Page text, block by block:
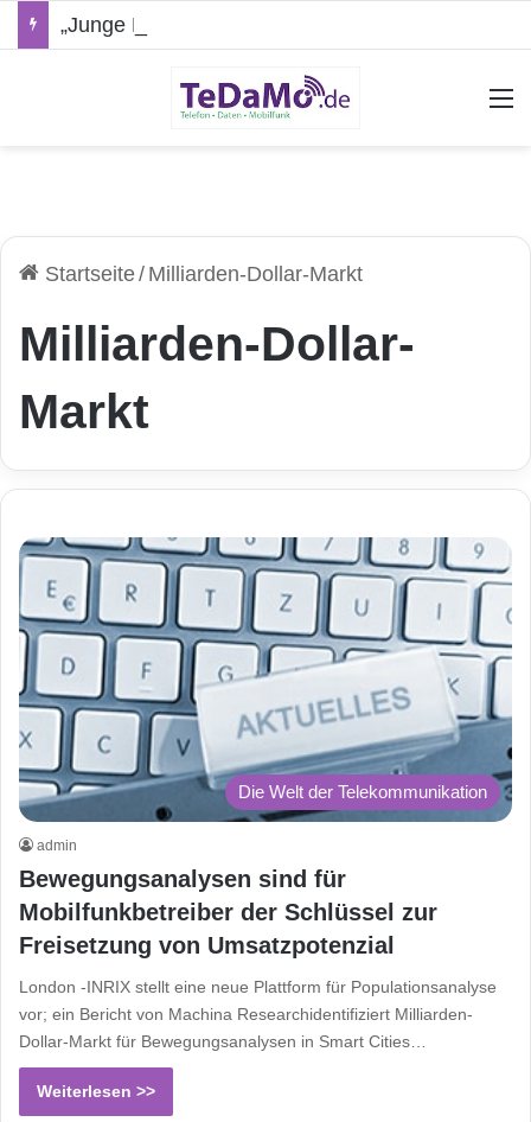
Startseite/ Milliarden-Dollar-Markt
Milliarden-Dollar-
Markt
Die Welt der Telekommunikation
admin
Bewegungsanalysen sind für
Mobilfunkbetreiber der Schlüssel zur
Freisetzung von Umsatzpotenzial
London -INRIX stellt eine neue Plattform für Populationsanalyse
vor; ein Bericht von Machina Researchidentifiziert Milliarden-
Dollar-Markt für Bewegungsanalysen in Smart Cities…
Weiterlesen >>